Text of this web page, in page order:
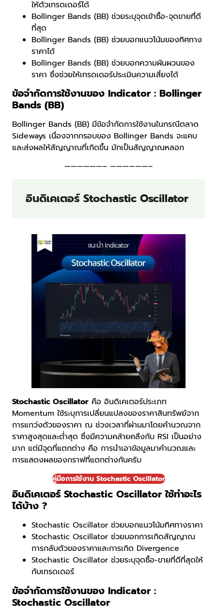
ให้ตัวเทรดเดอร์ได้
Bollinger Bands (BB) ช่วยระบุจุดเข้าซื้อ-จุดขายที่ดี
ที่สุด
Bollinger Bands (BB) ช่วยบอกแนวโน้มของทิศทาง
ราคาได้
Bollinger Bands (BB) ช่วยบอกความผันผวนของ
ราคา ซึ่งช่วยให้เทรดเดอร์ประเมินความเสี่ยงได้
ข้อจำกัดการใช้งานของ Indicator : Bollinger
Bands (BB)
Bollinger Bands (BB) มีข้อจำกัดการใช้งานในกรณีตลาด
Sideways เนื่องจากกรอบของ Bollinger Bands จะแคบ
และส่งผลให้สัญญาณที่เกิดขึ้น มักเป็นสัญญาณหลอก
——————– ——————–
อินดิเคเตอร์ Stochastic Oscillator
Stochastic Oscillator คือ อินดิเคเตอร์ประเภท
Momentum ใช้ระบุการเปลี่ยนแปลงของราคาสินทรัพย์จาก
การแกว่งตัวของราคา ณ ช่วงเวลาที่ผ่านมาโดยคำนวณจาก
ราคาสูงสุดและต่ำสุด ซึ่งมีความคล้ายคลึงกับ RSI เป็นอย่าง
มาก แต่มีจุดที่แตกต่าง คือ การนำเอาข้อมูลมาคำนวณและ
การแสดงผลของกราฟที่แตกต่างกันครับ
คู่มือการใช้งาน Stochastic Oscillator
อินดิเคเตอร์ Stochastic Oscillator ใช้ทำอะไร
ได้บ้าง ?
Stochastic Oscillator ช่วยบอกแนวโน้มทิศทางราคา
Stochastic Oscillator ช่วยบอกการเกิดสัญญาณ
การกลับตัวของราคาและการเกิด Divergence
Stochastic Oscillator ช่วยระบุจุดซื้อ-ขายที่ดีที่สุดให้
กับเทรดเดอร์
ข้อจำกัดการใช้งานของ Indicator :
Stochastic Oscillator